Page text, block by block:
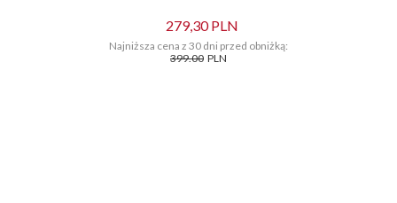
279,30 PLN
Najniższa cena z 30 dni przed obniżką:
399.00 PLN